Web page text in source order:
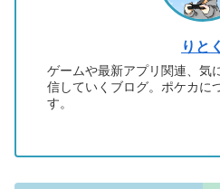
りとく
ゲームや最新アプリ関連、気
信していくブログ。ポケカに
す。